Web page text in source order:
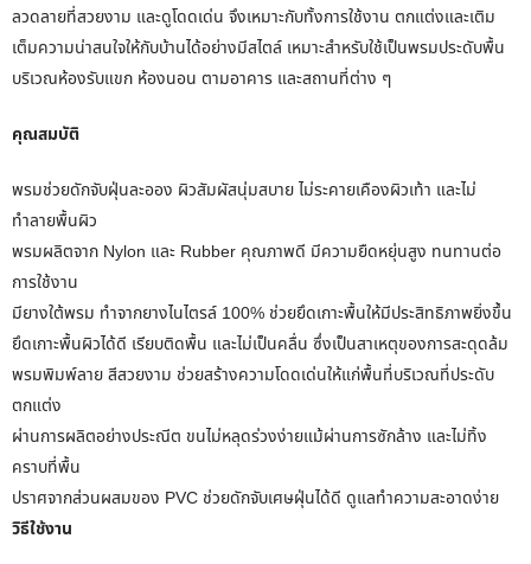
ลวดลายที่สวยงาม และดูโดดเด่น จึงเหมาะกับทั้งการใช้งาน ตกแต่งและเติม
เต็มความน่าสนใจให้กับบ้านได้อย่างมีสไตล์ เหมาะสำหรับใช้เป็นพรมประดับพื้น
บริเวณห้องรับแขก ห้องนอน ตามอาคาร และสถานที่ต่าง ๆ
คุณสมบัติ
พรมช่วยดักจับฝุ่นละออง ผิวสัมผัสนุ่มสบาย ไม่ระคายเคืองผิวเท้า และไม่
ทำลายพื้นผิว
พรมผลิตจาก Nylon และ Rubber คุณภาพดี มีความยืดหยุ่นสูง ทนทานต่อ
การใช้งาน
มียางใต้พรม ทำจากยางไนไตรล์ 100% ช่วยยึดเกาะพื้นให้มีประสิทธิภาพยิ่งขึ้น
ยึดเกาะพื้นผิวได้ดี เรียบติดพื้น และไม่เป็นคลื่น ซึ่งเป็นสาเหตุของการสะดุดล้ม
พรมพิมพ์ลาย สีสวยงาม ช่วยสร้างความโดดเด่นให้แก่พื้นที่บริเวณที่ประดับ
ตกแต่ง
ผ่านการผลิตอย่างประณีต ขนไม่หลุดร่วงง่ายแม้ผ่านการซักล้าง และไม่ทิ้ง
คราบที่พื้น
ปราศจากส่วนผสมของ PVC ช่วยดักจับเศษฝุ่นได้ดี ดูแลทำความสะอาดง่าย
วิธีใช้งาน